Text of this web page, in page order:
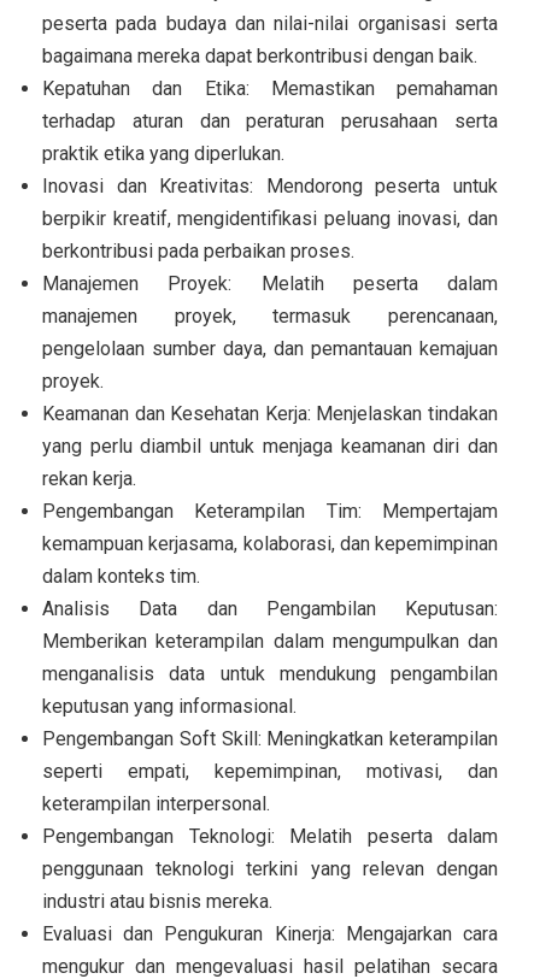
peserta pada budaya dan nilai-nilai organisasi serta
bagaimana mereka dapat berkontribusi dengan baik.
Kepatuhan dan Etika: Memastikan pemahaman
terhadap aturan dan peraturan perusahaan serta
praktik etika yang diperlukan.
Inovasi dan Kreativitas: Mendorong peserta untuk
berpikir kreatif, mengidentifikasi peluang inovasi, dan
berkontribusi pada perbaikan proses.
Manajemen Proyek: Melatih peserta dalam
manajemen proyek, termasuk perencanaan,
pengelolaan sumber daya, dan pemantauan kemajuan
proyek.
Keamanan dan Kesehatan Kerja: Menjelaskan tindakan
yang perlu diambil untuk menjaga keamanan diri dan
rekan kerja.
Pengembangan Keterampilan Tim: Mempertajam
kemampuan kerjasama, kolaborasi, dan kepemimpinan
dalam konteks tim.
Analisis Data dan Pengambilan Keputusan:
Memberikan keterampilan dalam mengumpulkan dan
menganalisis data untuk mendukung pengambilan
keputusan yang informasional.
Pengembangan Soft Skill: Meningkatkan keterampilan
seperti empati, kepemimpinan, motivasi, dan
keterampilan interpersonal.
Pengembangan Teknologi: Melatih peserta dalam
penggunaan teknologi terkini yang relevan dengan
industri atau bisnis mereka.
Evaluasi dan Pengukuran Kinerja: Mengajarkan cara
mengukur dan mengevaluasi hasil pelatihan secara